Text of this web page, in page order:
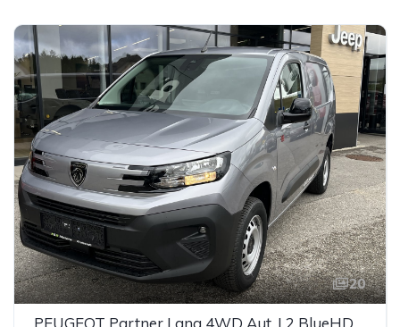
20
PEUGEOT Partner Lang 4WD Aut. L2 BlueHDi 130 S&S Erh. Nutzlast Pemium Aut.